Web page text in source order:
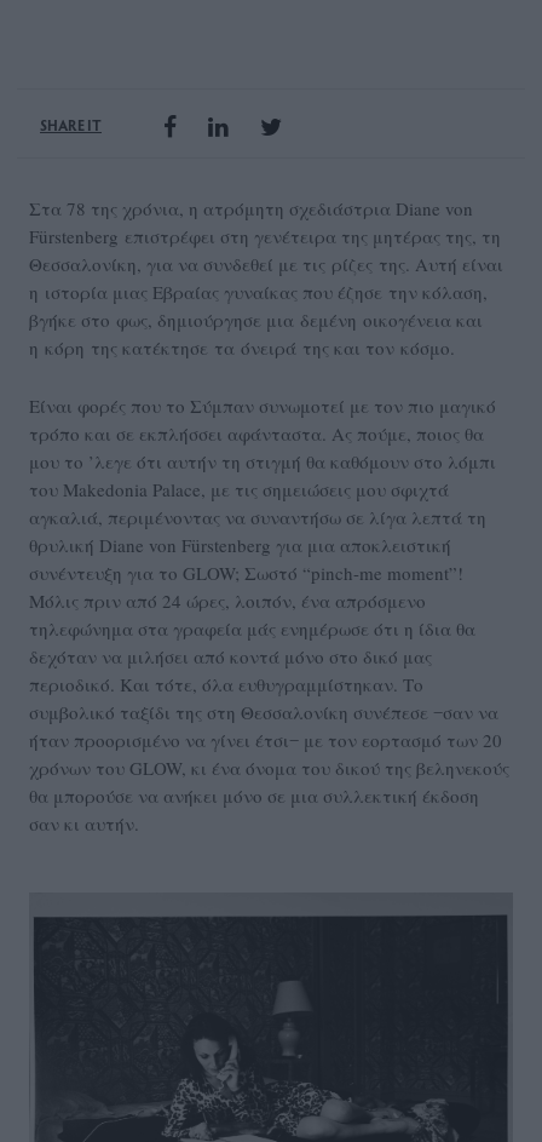
SHARE IT
Στα 78 της χρόνια, η ατρόμητη σχεδιάστρια Diane von
Fürstenberg επιστρέφει στη γενέτειρα της μητέρας της, τη
Θεσσαλονίκη, για να συνδεθεί με τις ρίζες της. Αυτή είναι
η ιστορία μιας Εβραίας γυναίκας που έζησε την κόλαση,
βγήκε στο φως, δημιούργησε μια δεμένη οικογένεια και
η κόρη της κατέκτησε τα όνειρά της και τον κόσμο.
Είναι φορές που το Σύμπαν συνωμοτεί με τον πιο μαγικό
τρόπο και σε εκπλήσσει αφάνταστα. Ας πούμε, ποιος θα
μου το ’λεγε ότι αυτήν τη στιγμή θα καθόμουν στο λόμπι
του Makedonia Palace, με τις σημειώσεις μου σφιχτά
αγκαλιά, περιμένοντας να συναντήσω σε λίγα λεπτά τη
θρυλική Diane von Fürstenberg για μια αποκλειστική
συνέντευξη για το GLOW; Σωστό “pinch-me moment”!
Mόλις πριν από 24 ώρες, λοιπόν, ένα απρόσμενο
τηλεφώνημα στα γραφεία μάς ενημέρωσε ότι η ίδια θα
δεχόταν να μιλήσει από κοντά μόνο στο δικό μας
περιοδικό. Και τότε, όλα ευθυγραμμίστηκαν. Το
συμβολικό ταξίδι της στη Θεσσαλονίκη συνέπεσε ‒σαν να
ήταν προορισμένο να γίνει έτσι‒ με τον εορτασμό των 20
χρόνων του GLOW, κι ένα όνομα του δικού της βεληνεκούς
θα μπορούσε να ανήκει μόνο σε μια συλλεκτική έκδοση
σαν κι αυτήν.